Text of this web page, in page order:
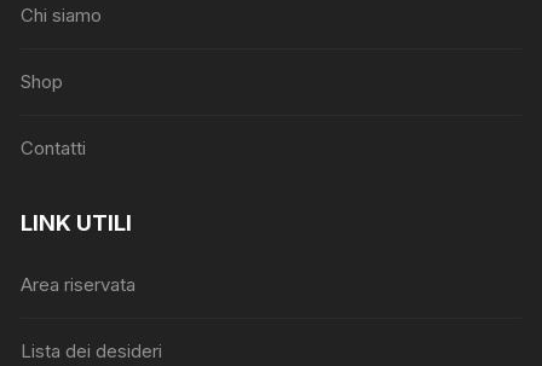
Chi siamo
Shop
Contatti
LINK UTILI
Area riservata
Lista dei desideri